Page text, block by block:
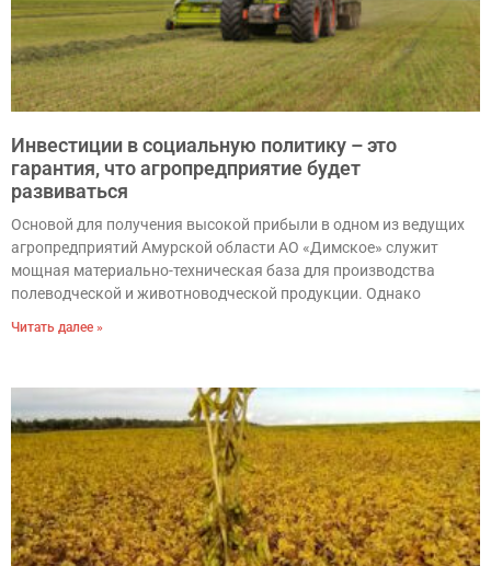
Инвестиции в социальную политику – это
гарантия, что агропредприятие будет
развиваться
Основой для получения высокой прибыли в одном из ведущих
агропредприятий Амурской области АО «Димское» служит
мощная материально-техническая база для производства
полеводческой и животноводческой продукции. Однако
Читать далее »